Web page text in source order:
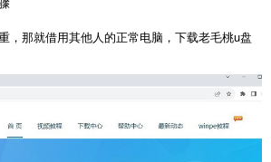
，那就借用其他人的正常电脑，下载老毛桃u盘